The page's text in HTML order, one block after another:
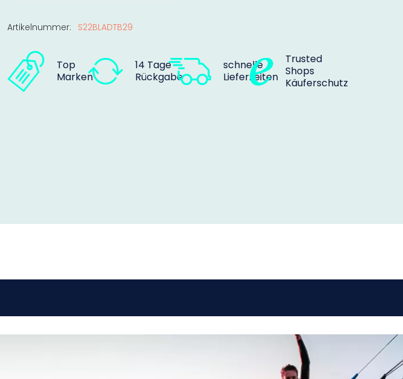
Artikelnummer: S22BLADTB29
Top
Marken
14 Tage
Rückgabe
schnelle
Lieferzeiten
Trusted
Shops
Käuferschutz